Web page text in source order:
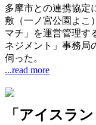
多摩市との連携協定
敷（一ノ宮公園よこ
マチ」を運営管理す
ネジメント」事務局
伺った。
...read more
「アイスラ